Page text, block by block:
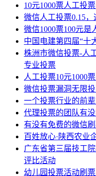
10元1000票人工投
微信人工投票0.15
微信1000票100元是
中国电建第四届“十
株洲市微信投票-人
专业投票
人工投票10元1000
微信投票漏洞无限
一个投票行业的前
代理投票的团队有没
有没有免费的微信
百姓放心·陕西农业
广东省第三届技工
评比活动
幼儿园投票活动刷